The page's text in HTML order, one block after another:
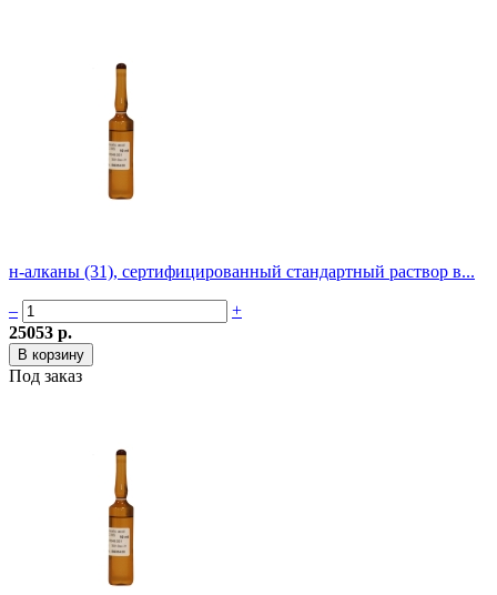
н-алканы (31), сертифицированный стандартный раствор в...
–
+
25053 р.
Под заказ